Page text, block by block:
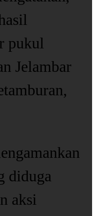
pukul
Jelambar
diduga
aksi